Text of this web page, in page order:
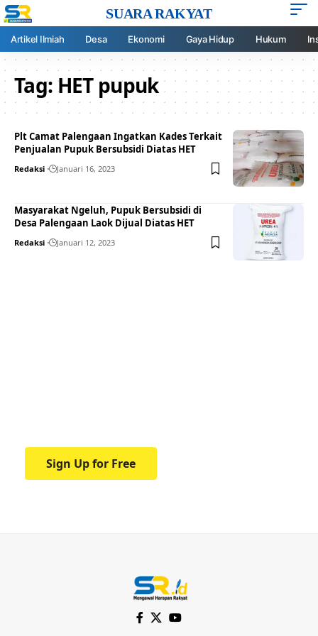
SUARA RAKYAT
Artikel Ilmiah Desa Ekonomi Gaya Hidup Hukum
Tag:HET pupuk
Plt Camat Palengaan Ingatkan Kades Terkait
Penjualan Pupuk Bersubsidi Diatas HET
Redaksi Januari 16, 2023
Masyarakat Ngeluh, Pupuk Bersubsidi di
Desa Palengaan Laok Dijual Diatas HET
Redaksi Januari 12, 2023
Sign Up for Free